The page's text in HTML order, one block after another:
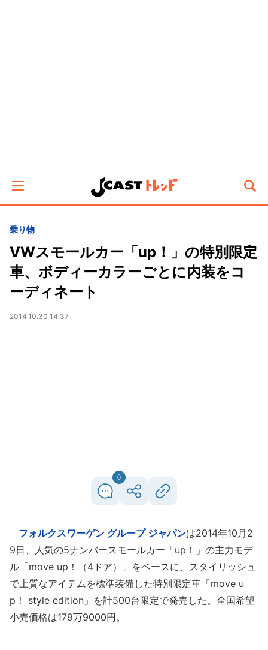
乗り物
VWスモールカー「up！」の特別限定
車、ボディーカラーごとに内装をコ
ーディネート
2014.10.30 14:37
0
フォルクスワーゲン グループ ジャパンは2014年10月2
9日、人気の5ナンバースモールカー「up！」の主力モデ
ル「move up！（4ドア）」をベースに、スタイリッシュ
で上質なアイテムを標準装備した特別限定車「move u
p！ style edition」を計500台限定で発売した。全国希望
小売価格は179万9000円。